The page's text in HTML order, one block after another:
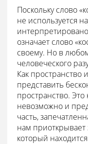
Поскольку слово
не используется
означает слово
своему. Но в
человеческого
Как пространство
представить
пространство.
невозможно и
часть,
нам приоткрывает
который